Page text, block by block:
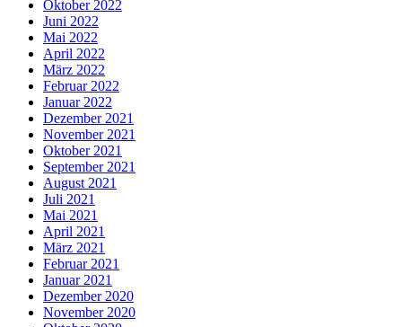
Oktober 2022
Juni 2022
Mai 2022
April 2022
März 2022
Februar 2022
Januar 2022
Dezember 2021
November 2021
Oktober 2021
September 2021
August 2021
Juli 2021
Mai 2021
April 2021
März 2021
Februar 2021
Januar 2021
Dezember 2020
November 2020